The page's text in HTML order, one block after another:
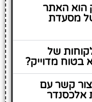
הוא האתר
מסעדת
של
בטוח מדוייק?
קשר עם
אלכסנדר